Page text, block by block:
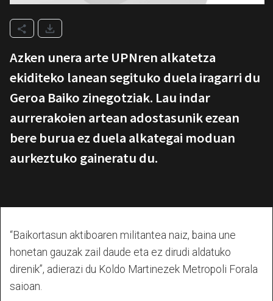
Azken unera arte UPNren alkatetza
ekiditeko lanean segituko duela iragarri du
Geroa Baiko zinegotziak. Lau indar
aurrerakoien artean adostasunik ezean
bere burua ez duela alkategai moduan
aurkeztuko gaineratu du.
“Baikortasun aktiboaren militantea naiz, baina une
honetan gauzak zail daude eta ez dirudi aldatuko
direnik”, adierazi du Koldo Martinezek Metropoli Forala
saioan.